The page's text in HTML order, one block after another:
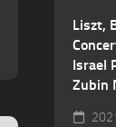
Liszt,
Israel
Zubin